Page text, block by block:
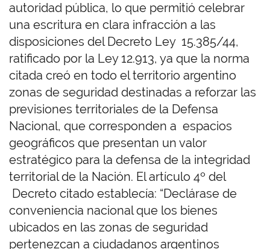
autoridad pública, lo que permitió celebrar
una escritura en clara infracción a las
disposiciones del Decreto Ley 15.385/44,
ratificado por la Ley 12.913, ya que la norma
citada creó en todo el territorio argentino
zonas de seguridad destinadas a reforzar las
previsiones territoriales de la Defensa
Nacional, que corresponden a espacios
geográficos que presentan un valor
estratégico para la defensa de la integridad
territorial de la Nación. El artículo 4º del
Decreto citado establecía: “Declárase de
conveniencia nacional que los bienes
ubicados en las zonas de seguridad
pertenezcan a ciudadanos argentinos